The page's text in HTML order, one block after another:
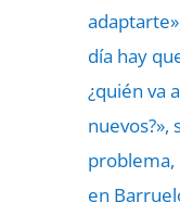
día hay
¿quién va
nuevos?»,
problema,
en